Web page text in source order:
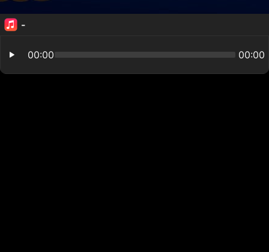
-
00:00 00:00